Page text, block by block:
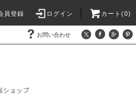
員登録 ログイン カート(0)
お問い合わせ